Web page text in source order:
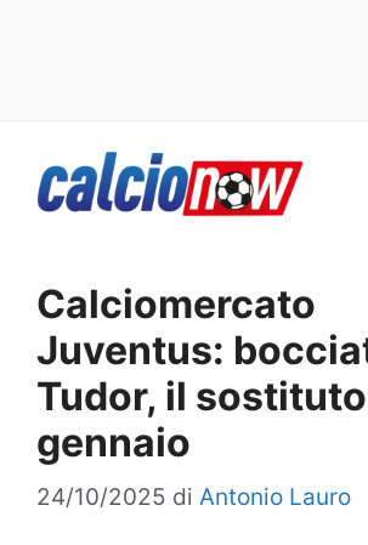
Calciomercato
Juventus:
Tudor, il
gennaio
24/10/2025 di Antonio Lauro